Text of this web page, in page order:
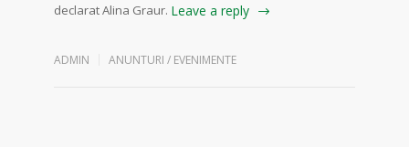
declarat Alina Graur. Leave a reply
ADMIN ANUNTURI / EVENIMENTE